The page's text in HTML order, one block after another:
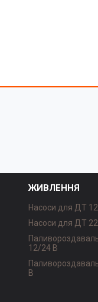
ЖИВЛЕННЯ
Насоси для ДТ
Насоси для ДТ
12/24 В
В